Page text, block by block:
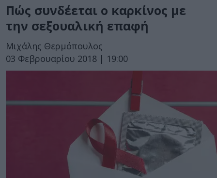
Πώς συνδέεται ο καρκίνος με
την σεξουαλική επαφή
Μιχάλης Θερμόπουλος
03 Φεβρουαρίου 2018 | 19:00